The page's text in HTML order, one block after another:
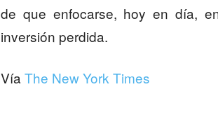
de que enfocarse, hoy en día,
inversión perdida.
Vía The New York Times